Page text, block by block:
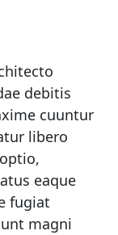
debitis
cuuntur
libero
eaque
fugiat
magni